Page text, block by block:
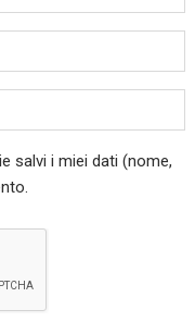
salvi i miei dati (nome,